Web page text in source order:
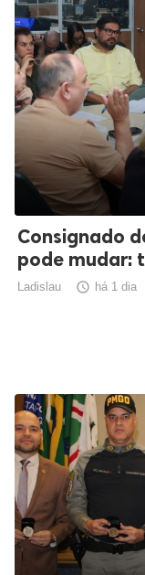
Consignado
pode mudar:
Ladislau  há 1 dia